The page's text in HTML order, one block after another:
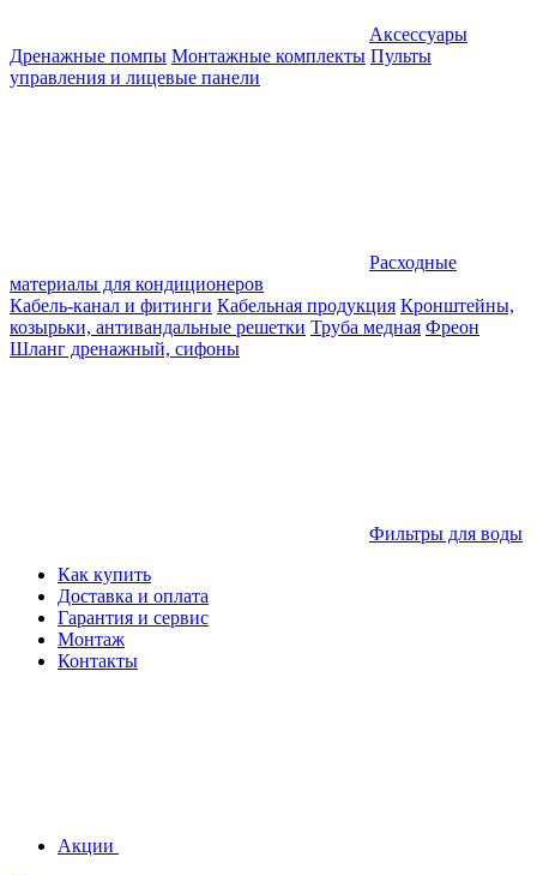
Аксессуары
Дренажные помпы Монтажные комплекты Пульты
управления и лицевые панели
Расходные
материалы для кондиционеров
Кабель-канал и фитинги Кабельная продукция Кронштейны,
козырьки, антивандальные решетки Труба медная Фреон
Шланг дренажный, сифоны
Фильтры для воды
Как купить
Доставка и оплата
Гарантия и сервис
Монтаж
Контакты
Акции